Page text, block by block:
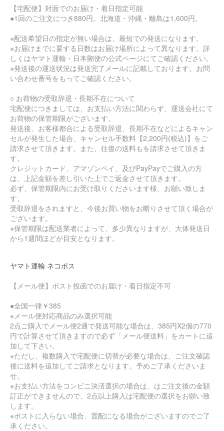
【宅配便】対面でのお届け・着日指定可能
●1回のご注文につき880円。北海道・沖縄・離島は1,600円。
※配送希望日の指定が無い場合は、最短での発送になります。
※お届けまでに要する日数はお届け場所によって異なります。詳
しくはヤマト運輸・日本郵便の公式ページにてご確認ください。
※発送後の運送状況は発送完了メールに記載しております。お問
い合わせ番号をもってご確認ください。
○ お荷物の受取辞退・長期不在について
宅配便につきましては、お支払い方法に関わらず、運送会社にて
お荷物の保管期限がございます。
発送後、お客様都合による受取辞退、長期不在などによるキャン
セルが発生した場合、キャンセル手数料【2,200円(税込)】をご
請求させて頂きます。また、往復の送料もを請求させて頂きま
す。
クレジットカード、アマゾンペイ、及びPayPayでご購入の方
は、上記金額を差し引いた上でご返金させて頂きます。
必ず、保管期限内にお受け取りくださいます様、お願い致しま
す。
受取辞退をされますと、今後お買い物をお断りさせて頂く場合が
ございます。
※保管期限は配送業者によって、多少異なりますが、大体発送日
から1週間ほどが目安となります。
ヤマト運輸 ネコポス
【メール便】ポスト投函でのお届け・着日指定不可
●全国一律￥385
※メール便対応商品のみ選択可能
2点ご購入でメール便2通で発送可能な場合は、385円X2個の770
円で計算させて頂きますので必ず「メール便送料」をカートに追
加して下さい。
※ただし、複数購入で宅配便に切替が必要な場合は、ご注文確認
後に送料を追加してご請求となります。予めご了承くださいま
せ。
※お支払い方法をコンビニ決済選択の場合は、はご注文後の金額
訂正ができませんので、2点以上購入は宅配便の選択をお願い致
します。
※ポストに入らない場合、置配になる場合がございますのでご了
承ください。